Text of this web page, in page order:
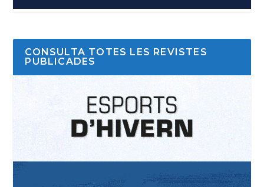
CONSULTA TOTES LES REVISTES
PUBLICADES